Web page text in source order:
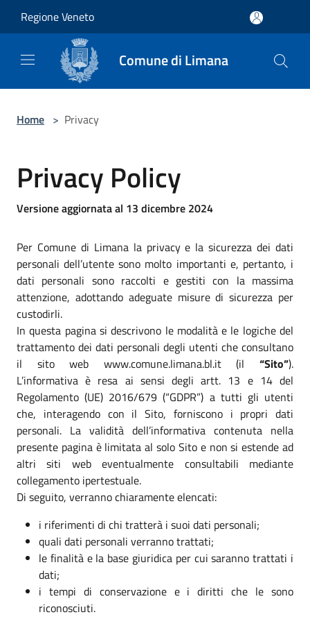
Regione Veneto
Comune di Limana
Home > Privacy
Privacy Policy
Versione aggiornata al 13 dicembre 2024
Per Comune di Limana la privacy e la sicurezza dei dati
personali dell’utente sono molto importanti e, pertanto, i
dati personali sono raccolti e gestiti con la massima
attenzione, adottando adeguate misure di sicurezza per
custodirli.
In questa pagina si descrivono le modalità e le logiche del
trattamento dei dati personali degli utenti che consultano
il sito web www.comune.limana.bl.it (il “Sito”).
L’informativa è resa ai sensi degli artt. 13 e 14 del
Regolamento (UE) 2016/679 (“GDPR”) a tutti gli utenti
che, interagendo con il Sito, forniscono i propri dati
personali. La validità dell’informativa contenuta nella
presente pagina è limitata al solo Sito e non si estende ad
altri siti web eventualmente consultabili mediante
collegamento ipertestuale.
Di seguito, verranno chiaramente elencati:
i riferimenti di chi tratterà i suoi dati personali;
quali dati personali verranno trattati;
le finalità e la base giuridica per cui saranno trattati i
dati;
i tempi di conservazione e i diritti che le sono
riconosciuti.